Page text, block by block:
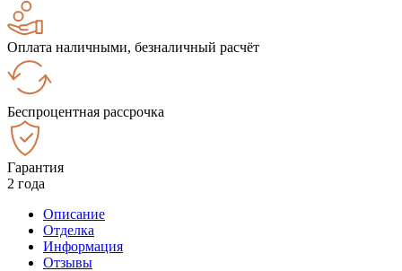
Оплата наличными, безналичный расчёт
Беспроцентная рассрочка
Гарантия
2 года
Описание
Отделка
Информация
Отзывы